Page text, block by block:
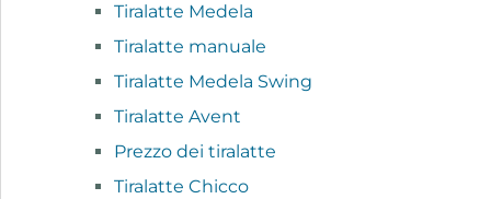
Tiralatte Medela
Tiralatte manuale
Tiralatte Medela Swing
Tiralatte Avent
Prezzo dei tiralatte
Tiralatte Chicco